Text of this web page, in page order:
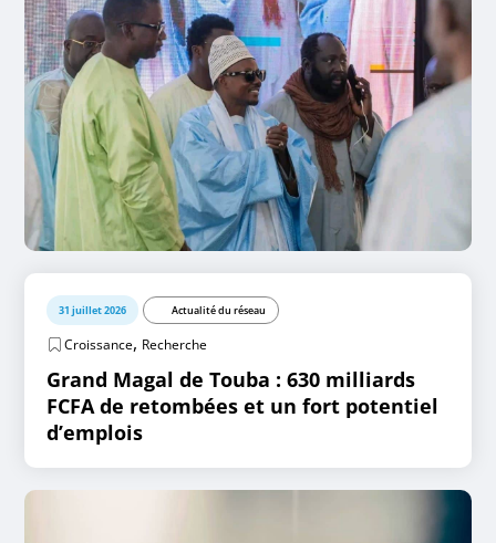
31 juillet 2026 Actualité du réseau
Croissance, Recherche
Grand Magal de Touba : 630 milliards
FCFA de retombées et un fort potentiel
d’emplois